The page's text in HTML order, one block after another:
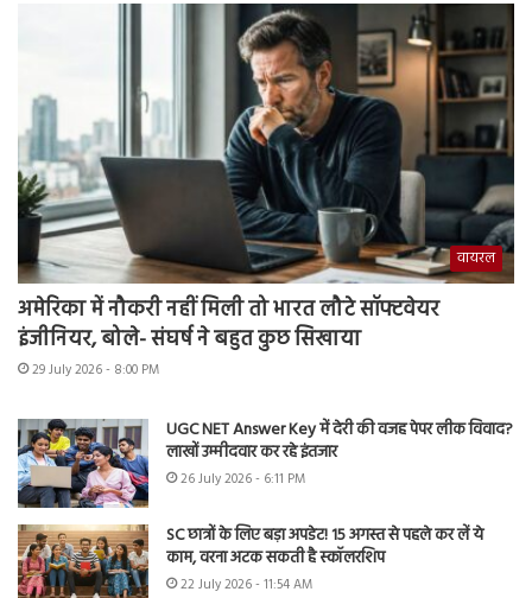
वायरल
अमेरिका में नौकरी नहीं मिली तो भारत लौटे सॉफ्टवेयर
इंजीनियर, बोले- संघर्ष ने बहुत कुछ सिखाया
29 July 2026 - 8:00 PM
UGC NET Answer Key में देरी की वजह पेपर लीक विवाद?
लाखों उम्मीदवार कर रहे इंतजार
26 July 2026 - 6:11 PM
SC छात्रों के लिए बड़ा अपडेट! 15 अगस्त से पहले कर लें ये
काम, वरना अटक सकती है स्कॉलरशिप
22 July 2026 - 11:54 AM